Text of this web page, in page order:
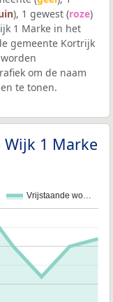
), 1 gewest (roze)
1 Marke in het
gemeente Kortrijk
om de naam
te tonen.
Wijk 1 Marke
Vrijstaande wo…